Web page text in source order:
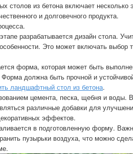
столов из бетона включает несколько
и долговечного продукта.
разрабатывается дизайн стола.
Это может включать выбор
форма, которая может быть
должна быть прочной и
ландшафтный стол из бетона.
цемента, песка, щебня и воды.
различные добавки для
эффектов.
в подготовленную форму.
пузырьки воздуха, что можно